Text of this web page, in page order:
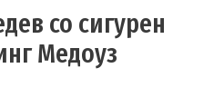
со сигурен
Медоуз